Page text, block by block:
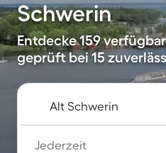
Schwerin
Entdecke 159
geprüft bei 15
Jederzeit